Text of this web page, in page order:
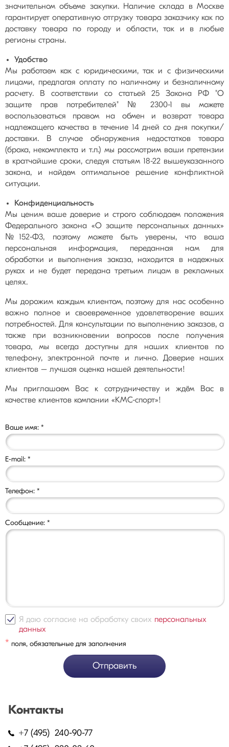
значительном объеме закупки. Наличие склада в Москве
гарантирует оперативную отгрузку товара заказчику как по
доставку товара по городу и области, так и в любые
регионы страны.
Удобство
Мы работаем как с юридическими, так и с физическими
лицами, предлагая оплату по наличному и безналичному
расчету. В соответствии со статьей 25 Закона РФ "О
защите прав потребителей" № 2300-1 вы можете
воспользоваться правом на обмен и возврат товара
надлежащего качества в течение 14 дней со дня покупки/
доставки. В случае обнаружения недостатков товара
(брака, некомплекта и т.п.) мы рассмотрим ваши претензии
в кратчайшие сроки, следуя статьям 18-22 вышеуказанного
закона, и найдем оптимальное решение конфликтной
ситуации.
Конфиденциальность
Мы ценим ваше доверие и строго соблюдаем положения
Федерального закона «О защите персональных данных»
№152-Ф3, поэтому можете быть уверены, что ваша
персональная информация, переданная нам для
обработки и выполнения заказа, находится в надежных
руках и не будет передана третьим лицам в рекламных
целях.
Мы дорожим каждым клиентом, поэтому для нас особенно
важно полное и своевременное удовлетворение ваших
потребностей. Для консультации по выполнению заказов, а
также при возникновении вопросов после получения
товара, мы всегда доступны для наших клиентов по
телефону, электронной почте и лично. Доверие наших
клиентов – лучшая оценка нашей деятельности!
Мы приглашаем Вас к сотрудничеству и ждём Вас в
качестве клиентов компании «КМС-спорт»!
Ваше имя: *
E-mail: *
Телефон: *
Сообщение: *
Я даю согласие на обработку своих персональных
данных
* поля, обязательные для заполнения
Отправить
Контакты
+7 (495) 240-90-77